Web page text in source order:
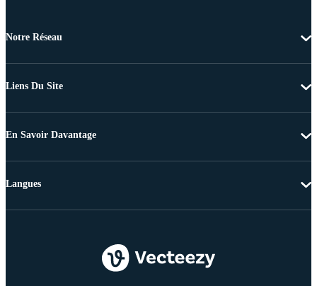
Notre Réseau
Liens Du Site
En Savoir Davantage
Langues